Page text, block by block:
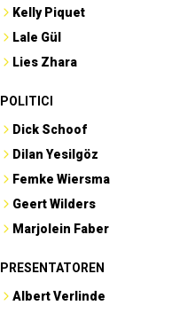
Kelly Piquet
Lale Gül
Lies Zhara
POLITICI
Dick Schoof
Dilan Yesilgöz
Femke Wiersma
Geert Wilders
Marjolein Faber
PRESENTATOREN
Albert Verlinde